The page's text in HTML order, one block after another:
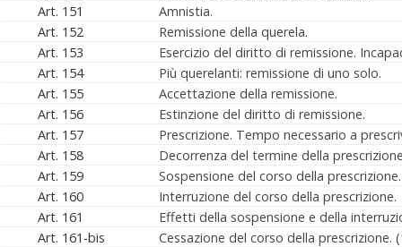
Art. 151
Amnistia.
Art. 152
Remissione della querela.
Art. 153
Esercizio del diritto di remissione.
Art. 154
Più querelanti: remissione di uno solo.
Art. 155
Accettazione della remissione.
Art. 156
Estinzione del diritto di remissione.
Art. 157
Prescrizione. Tempo necessario a
Art. 158
Decorrenza del termine della
Art. 159
Sospensione del corso della prescrizione.
Art. 160
Interruzione del corso della prescrizione.
Art. 161
Effetti della sospensione e della
Art. 161-bis
Cessazione del corso della prescrizione.